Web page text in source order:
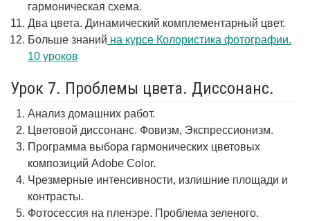
гармоническая схема.
Два цвета. Динамический комплементарный цвет.
Больше знаний на курсе Колористика фотографии.
10 уроков
Урок 7. Проблемы цвета. Диссонанс.
Анализ домашних работ.
Цветовой диссонанс. Фовизм, Экспрессионизм.
Программа выбора гармонических цветовых
композиций Adobe Color.
Чрезмерные интенсивности, излишние площади и
контрасты.
Фотосессия на пленэре. Проблема зеленого.